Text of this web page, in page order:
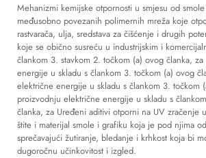
Mehanizmi kemijske otpornosti u smjesu od
međusobno povezanih polimernih mreža koje
rastvarača, ulja, sredstava za čišćenje i drugih
koje se obično susreću u industrijskim i
člankom 3. stavkom 2. točkom (a) ovog članka,
energije u skladu s člankom 3. točkom (a) ovog
električne energije u skladu s člankom 3. točkom
proizvodnju električne energije u skladu s
članka, za Uređeni aditivi otporni na UV zračenje
štite i materijal smole i grafiku koja je pod njima
sprečavajući žutiranje, bledanje i krhkost koja bi
dugoročnu učinkovitost i izgled.